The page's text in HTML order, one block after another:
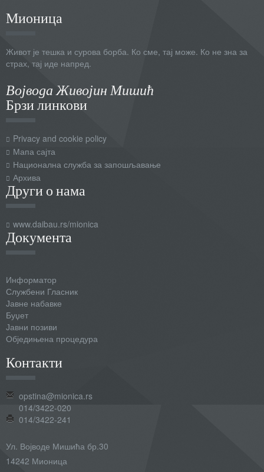
Мионица
Живот је тешка и сурова борба. Ко сме, тај може. Ко не зна за
страх, тај иде напред.
Војвода Живојин Мишић
Брзи линкови
Privacy and cookie policy
Мапа сајта
Национална служба за запошљавање
Архива
Други о нама
www.daibau.rs/mionica
Документа
Информатор
Службени Гласник
Јавне набавке
Буџет
Јавни позиви
Обједињена процедура
Контакти
opstina@mionica.rs
014/3422-020
014/3422-241
Ул. Војводе Мишића бр.30
14242 Мионица